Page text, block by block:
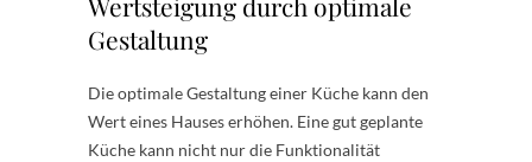
Gestaltung
Die optimale Gestaltung einer Küche kann den
Wert eines Hauses erhöhen. Eine gut geplante
Küche kann nicht nur die Funktionalität